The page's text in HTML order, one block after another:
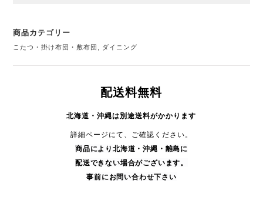
商品カテゴリー
こたつ・掛け布団・敷布団 ダイニング
配送料無料
北海道・沖縄は別途送料がかかります
詳細ページにて、ご確認ください。
商品により 北海道・沖縄・ 離島に
配送できない場合がございます。
事前にお問い合わせ下さい